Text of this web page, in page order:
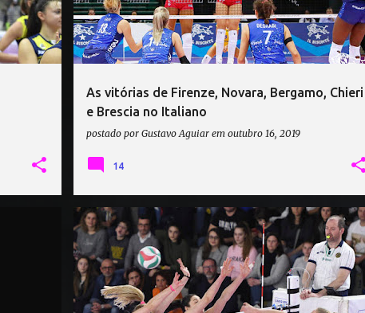
As vitórias de Firenze, Novara, Bergamo, Chieri
e Brescia no Italiano
postado por Gustavo Aguiar em outubro 16, 2019
14
BOSCA SAN BERNARDO CUNEO +4